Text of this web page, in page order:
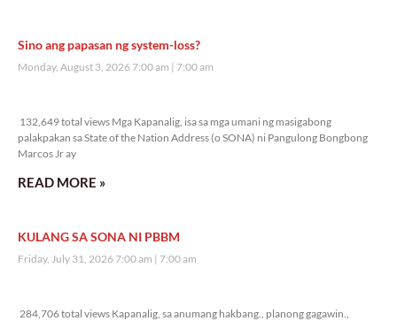
Sino ang papasan ng system-loss?
Monday, August 3, 2026 7:00 am 7:00 am
132,649 total views Mga Kapanalig, isa sa mga umani ng masigabong
palakpakan sa State of the Nation Address (o SONA) ni Pangulong Bongbong
Marcos Jr ay
READ MORE »
KULANG SA SONA NI PBBM
Friday, July 31, 2026 7:00 am 7:00 am
284,706 total views Kapanalig, sa anumang hakbang., planong gagawin.,